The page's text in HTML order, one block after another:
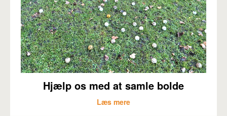
Hjælp os med at samle bolde
Læs mere